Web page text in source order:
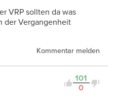
VRP sollten da was
der Vergangenheit
Kommentar melden
101
0